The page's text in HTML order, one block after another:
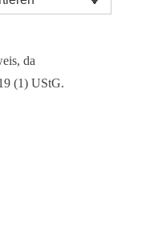
da
(1) UStG.